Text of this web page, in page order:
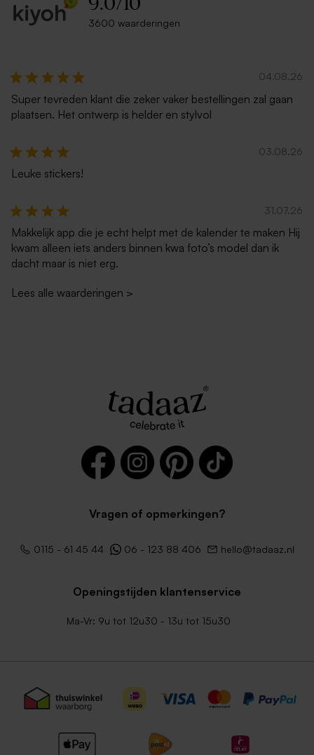
3600 waarderingen
04.08.26
Super tevreden klant die zeker vaker bestellingen zal gaan
plaatsen. Het ontwerp is helder en stylvol
03.08.26
Leuke stickers!
31.07.26
Makkelijk app die je echt helpt met de kalender te maken Hij
kwam alleen iets anders binnen kwa foto’s model dan ik
dacht maar is niet erg.
Lees alle waarderingen >
Vragen of opmerkingen?
0115 - 61 45 44 06 - 123 88 406 hello@tadaaz.nl
Openingstijden klantenservice
Ma-Vr: 9u tot 12u30 - 13u tot 15u30